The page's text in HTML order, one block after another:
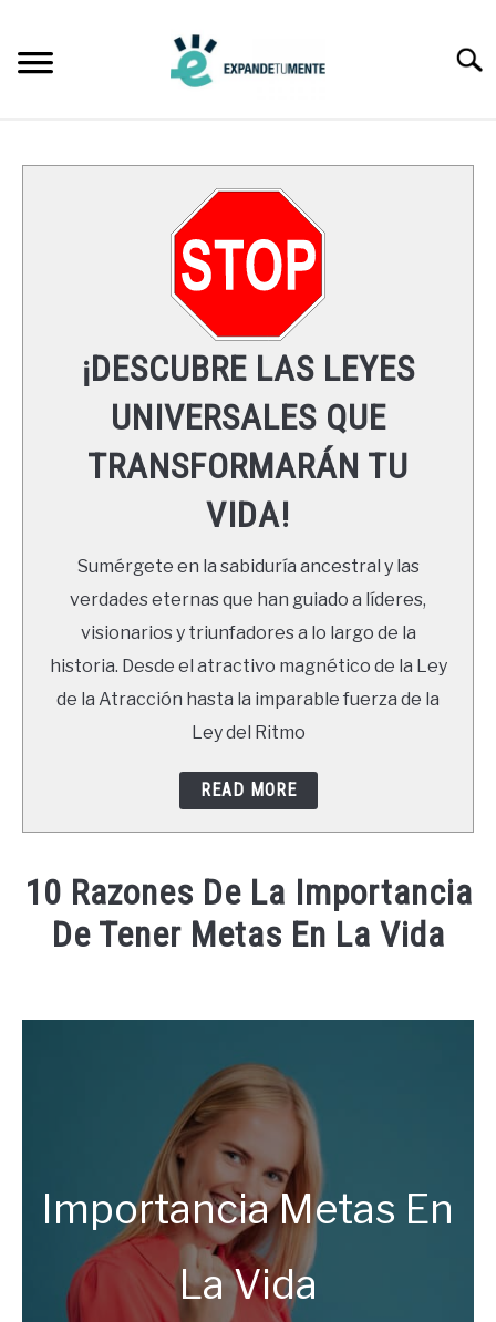
content
LEYES UNIVERSALES
RECURSOS
NEWSLETTER
¡DESCUBRE LAS LEYES
UNIVERSALES QUE
TRANSFORMARÁN TU
VIDA!
Sumérgete en la sabiduría ancestral y las
verdades eternas que han guiado a líderes,
visionarios y triunfadores a lo largo de la
historia. Desde el atractivo magnético de la Ley
de la Atracción hasta la imparable fuerza de la
Ley del Ritmo
READ MORE
10 Razones De La Importancia
De Tener Metas En La Vida
Ricardo
Importancia Metas En
La Vida